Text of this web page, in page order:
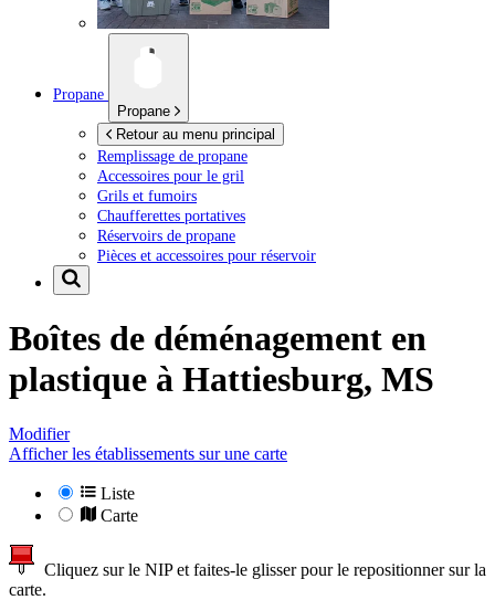
Propane
Propane
Retour au menu principal
Remplissage de propane
Accessoires pour le gril
Grils et fumoirs
Chaufferettes portatives
Réservoirs de propane
Pièces et accessoires pour réservoir
Boîtes de déménagement en
plastique à Hattiesburg, MS
Modifier
Afficher les établissements sur une carte
Liste
Carte
Cliquez sur le NIP et faites-le glisser pour le repositionner sur la
carte.